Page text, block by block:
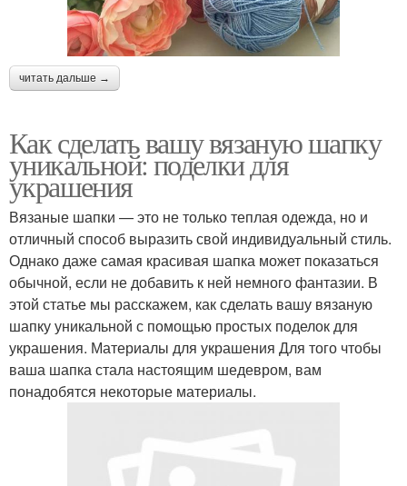
читать дальше →
Как сделать вашу вязаную шапку
уникальной: поделки для
украшения
Вязаные шапки — это не только теплая одежда, но и
отличный способ выразить свой индивидуальный стиль.
Однако даже самая красивая шапка может показаться
обычной, если не добавить к ней немного фантазии. В
этой статье мы расскажем, как сделать вашу вязаную
шапку уникальной с помощью простых поделок для
украшения. Материалы для украшения Для того чтобы
ваша шапка стала настоящим шедевром, вам
понадобятся некоторые материалы.